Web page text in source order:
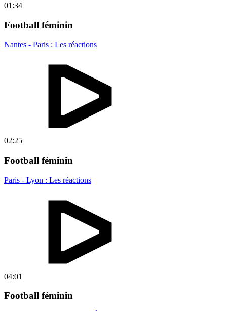
01:34
Football féminin
Nantes - Paris : Les réactions
02:25
Football féminin
Paris - Lyon : Les réactions
04:01
Football féminin